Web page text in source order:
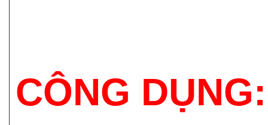
CÔNG DỤNG: